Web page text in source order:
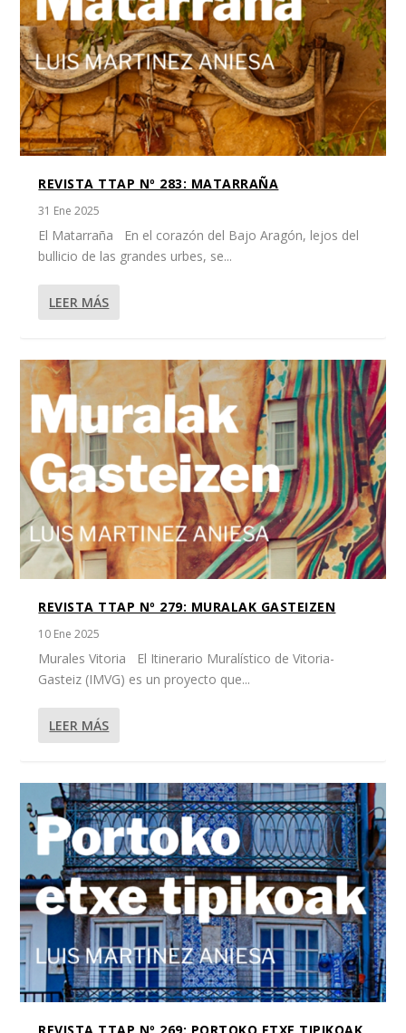
REVISTA TTAP Nº 283: MATARRAÑA
31 Ene 2025
El Matarraña En el corazón del Bajo Aragón, lejos del
bullicio de las grandes urbes, se...
LEER MÁS
REVISTA TTAP Nº 279: MURALAK GASTEIZEN
10 Ene 2025
Murales Vitoria El Itinerario Muralístico de Vitoria-
Gasteiz (IMVG) es un proyecto que...
LEER MÁS